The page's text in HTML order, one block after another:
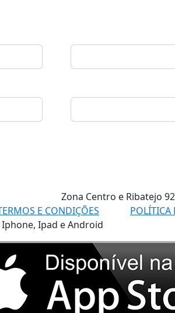
Zona Centro e Ribatejo
E CONDIÇÕES POLÍTICA
Ipad e Android